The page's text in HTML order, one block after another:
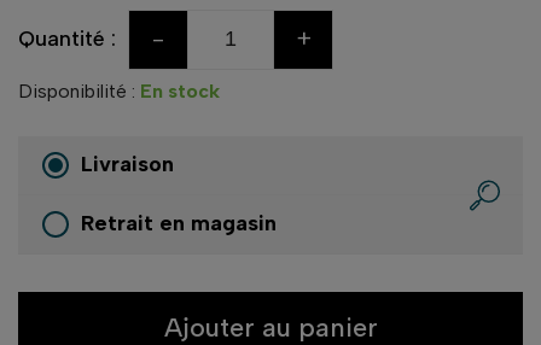
Quantité : - +
Disponibilité : En stock
Livraison
Retrait en magasin
Ajouter au panier